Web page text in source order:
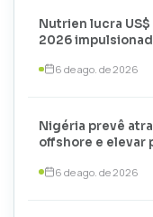
Nutrien lucra
2026
6 de ago. de 2026
Nigéria prevê
offshore e elevar
6 de ago. de 2026